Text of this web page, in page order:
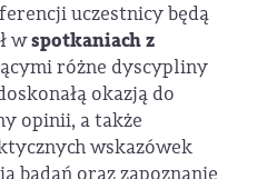
uczestnicy będą
wspotkaniach z
różne dyscypliny
okazją do
opinii, a także
wskazówek